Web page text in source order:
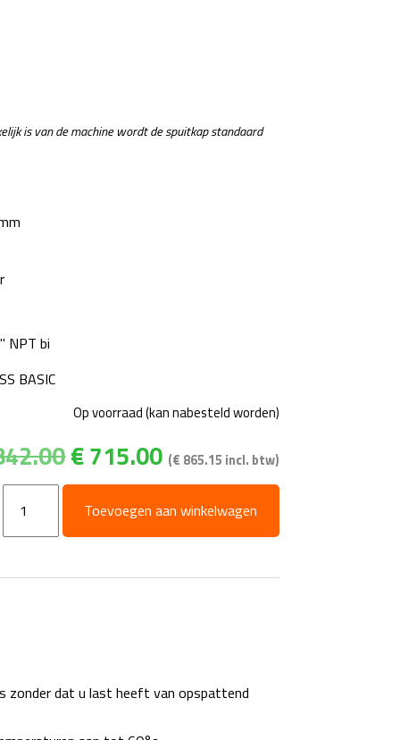
is van de machine wordt de spuitkap standaard
NPT bi
BASIC
Oorspronkelijke
prijs
was:
€842.00.
€715.00Huidige
prijs
is:
€715.00.
(€ 865.15 incl. btw)
Op voorraad (kan nabesteld worden)
Terrasreiniger
TD520SS
Toevoegen aan winkelwagen
zonder dat u last heeft van opspattend